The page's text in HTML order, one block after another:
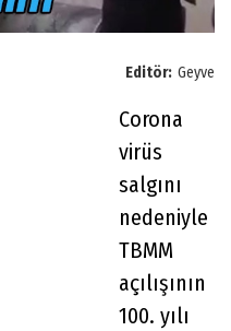
Editör: Geyve
Corona
virüs
salgını
nedeniyle
TBMM
açılışının
100. yılı